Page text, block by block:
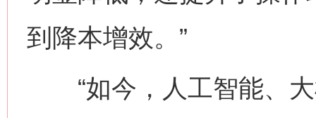
到降本增效。”
“如今，人工智能、大